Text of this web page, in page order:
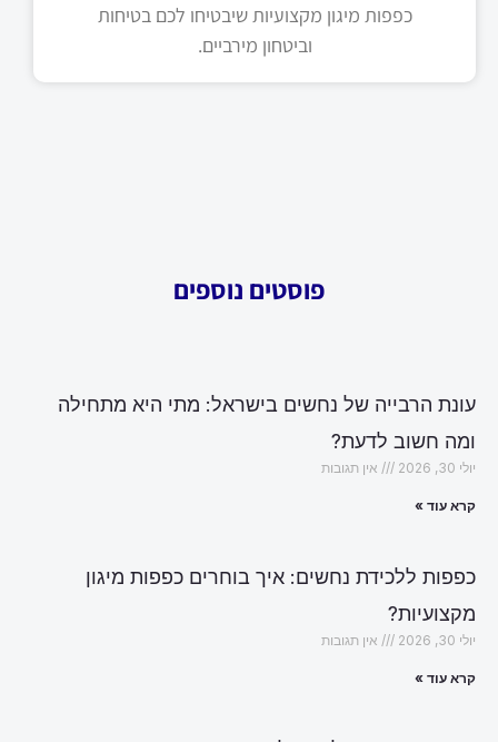
כפפות מיגון מקצועיות שיבטיחו לכם בטיחות
וביטחון מירביים.
פוסטים נוספים
עונת הרבייה של נחשים בישראל: מתי היא מתחילה
ומה חשוב לדעת?
יולי 30, 2026 אין תגובות
קרא עוד »
כפפות ללכידת נחשים: איך בוחרים כפפות מיגון
מקצועיות?
יולי 30, 2026 אין תגובות
קרא עוד »